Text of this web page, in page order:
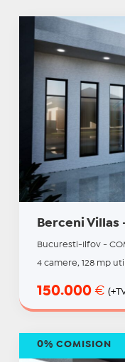
Berceni Villas
Bucuresti-Ilfov -
4 camere, 128 mp
150.000 €
0% COMISION